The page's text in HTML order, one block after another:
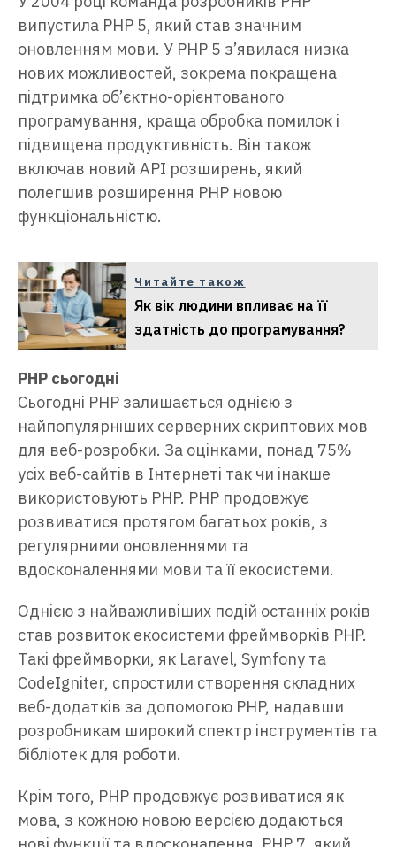
випустила PHP 5, який став значним
оновленням мови. У PHP 5 з’явилася низка
нових можливостей, зокрема покращена
підтримка об’єктно-орієнтованого
програмування, краща обробка помилок і
підвищена продуктивність. Він також
включав новий API розширень, який
полегшив розширення PHP новою
функціональністю.
Читайте також
Як вік людини впливає на її
здатність до програмування?
PHP сьогодні
Сьогодні PHP залишається однією з
найпопулярніших серверних скриптових мов
для веб-розробки. За оцінками, понад 75%
усіх веб-сайтів в Інтернеті так чи інакше
використовують PHP. PHP продовжує
розвиватися протягом багатьох років, з
регулярними оновленнями та
вдосконаленнями мови та її екосистеми.
Однією з найважливіших подій останніх років
став розвиток екосистеми фреймворків PHP.
Такі фреймворки, як Laravel, Symfony та
CodeIgniter, спростили створення складних
веб-додатків за допомогою PHP, надавши
розробникам широкий спектр інструментів та
бібліотек для роботи.
Крім того, PHP продовжує розвиватися як
мова, з кожною новою версією додаються